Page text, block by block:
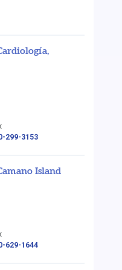
299-3153
Island
629-1644